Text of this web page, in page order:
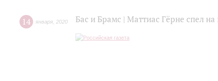
14 января 2020 Бас и Брамс | Маттиас Гёрне спел